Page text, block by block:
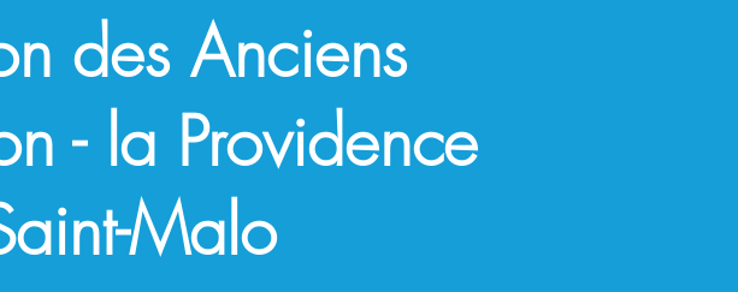
des Anciens
- la Providence
Malo